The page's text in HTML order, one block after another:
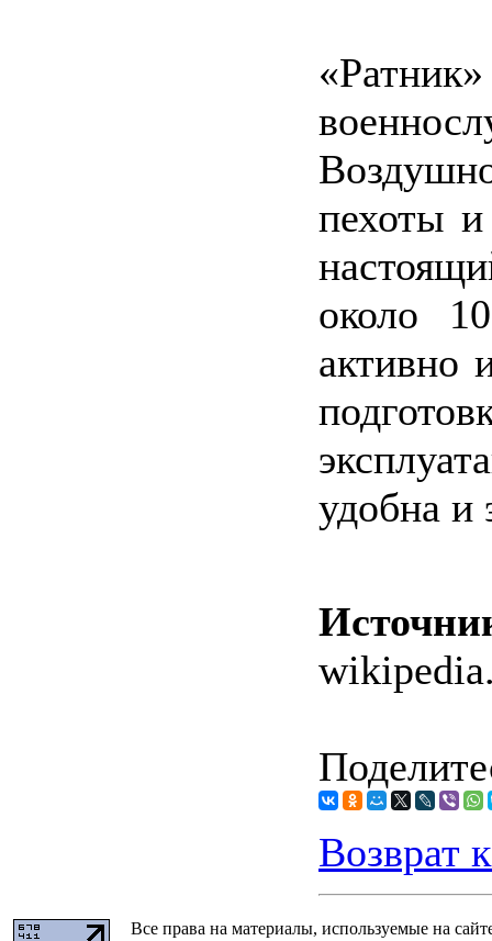
пехоты
около
активно
удобна и
Возврат
Все права на материалы, используемые на